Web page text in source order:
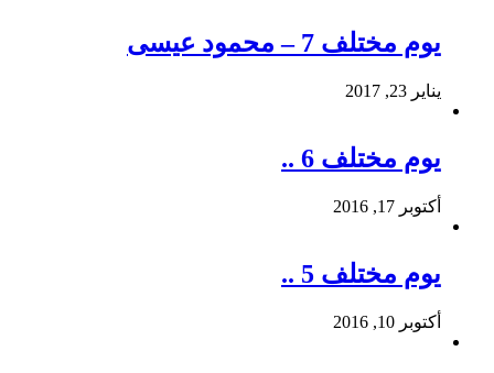
يوم مختلف 7 – محمود عيسى
يناير 23, 2017
يوم مختلف 6 ..
أكتوبر 17, 2016
يوم مختلف 5 ..
أكتوبر 10, 2016